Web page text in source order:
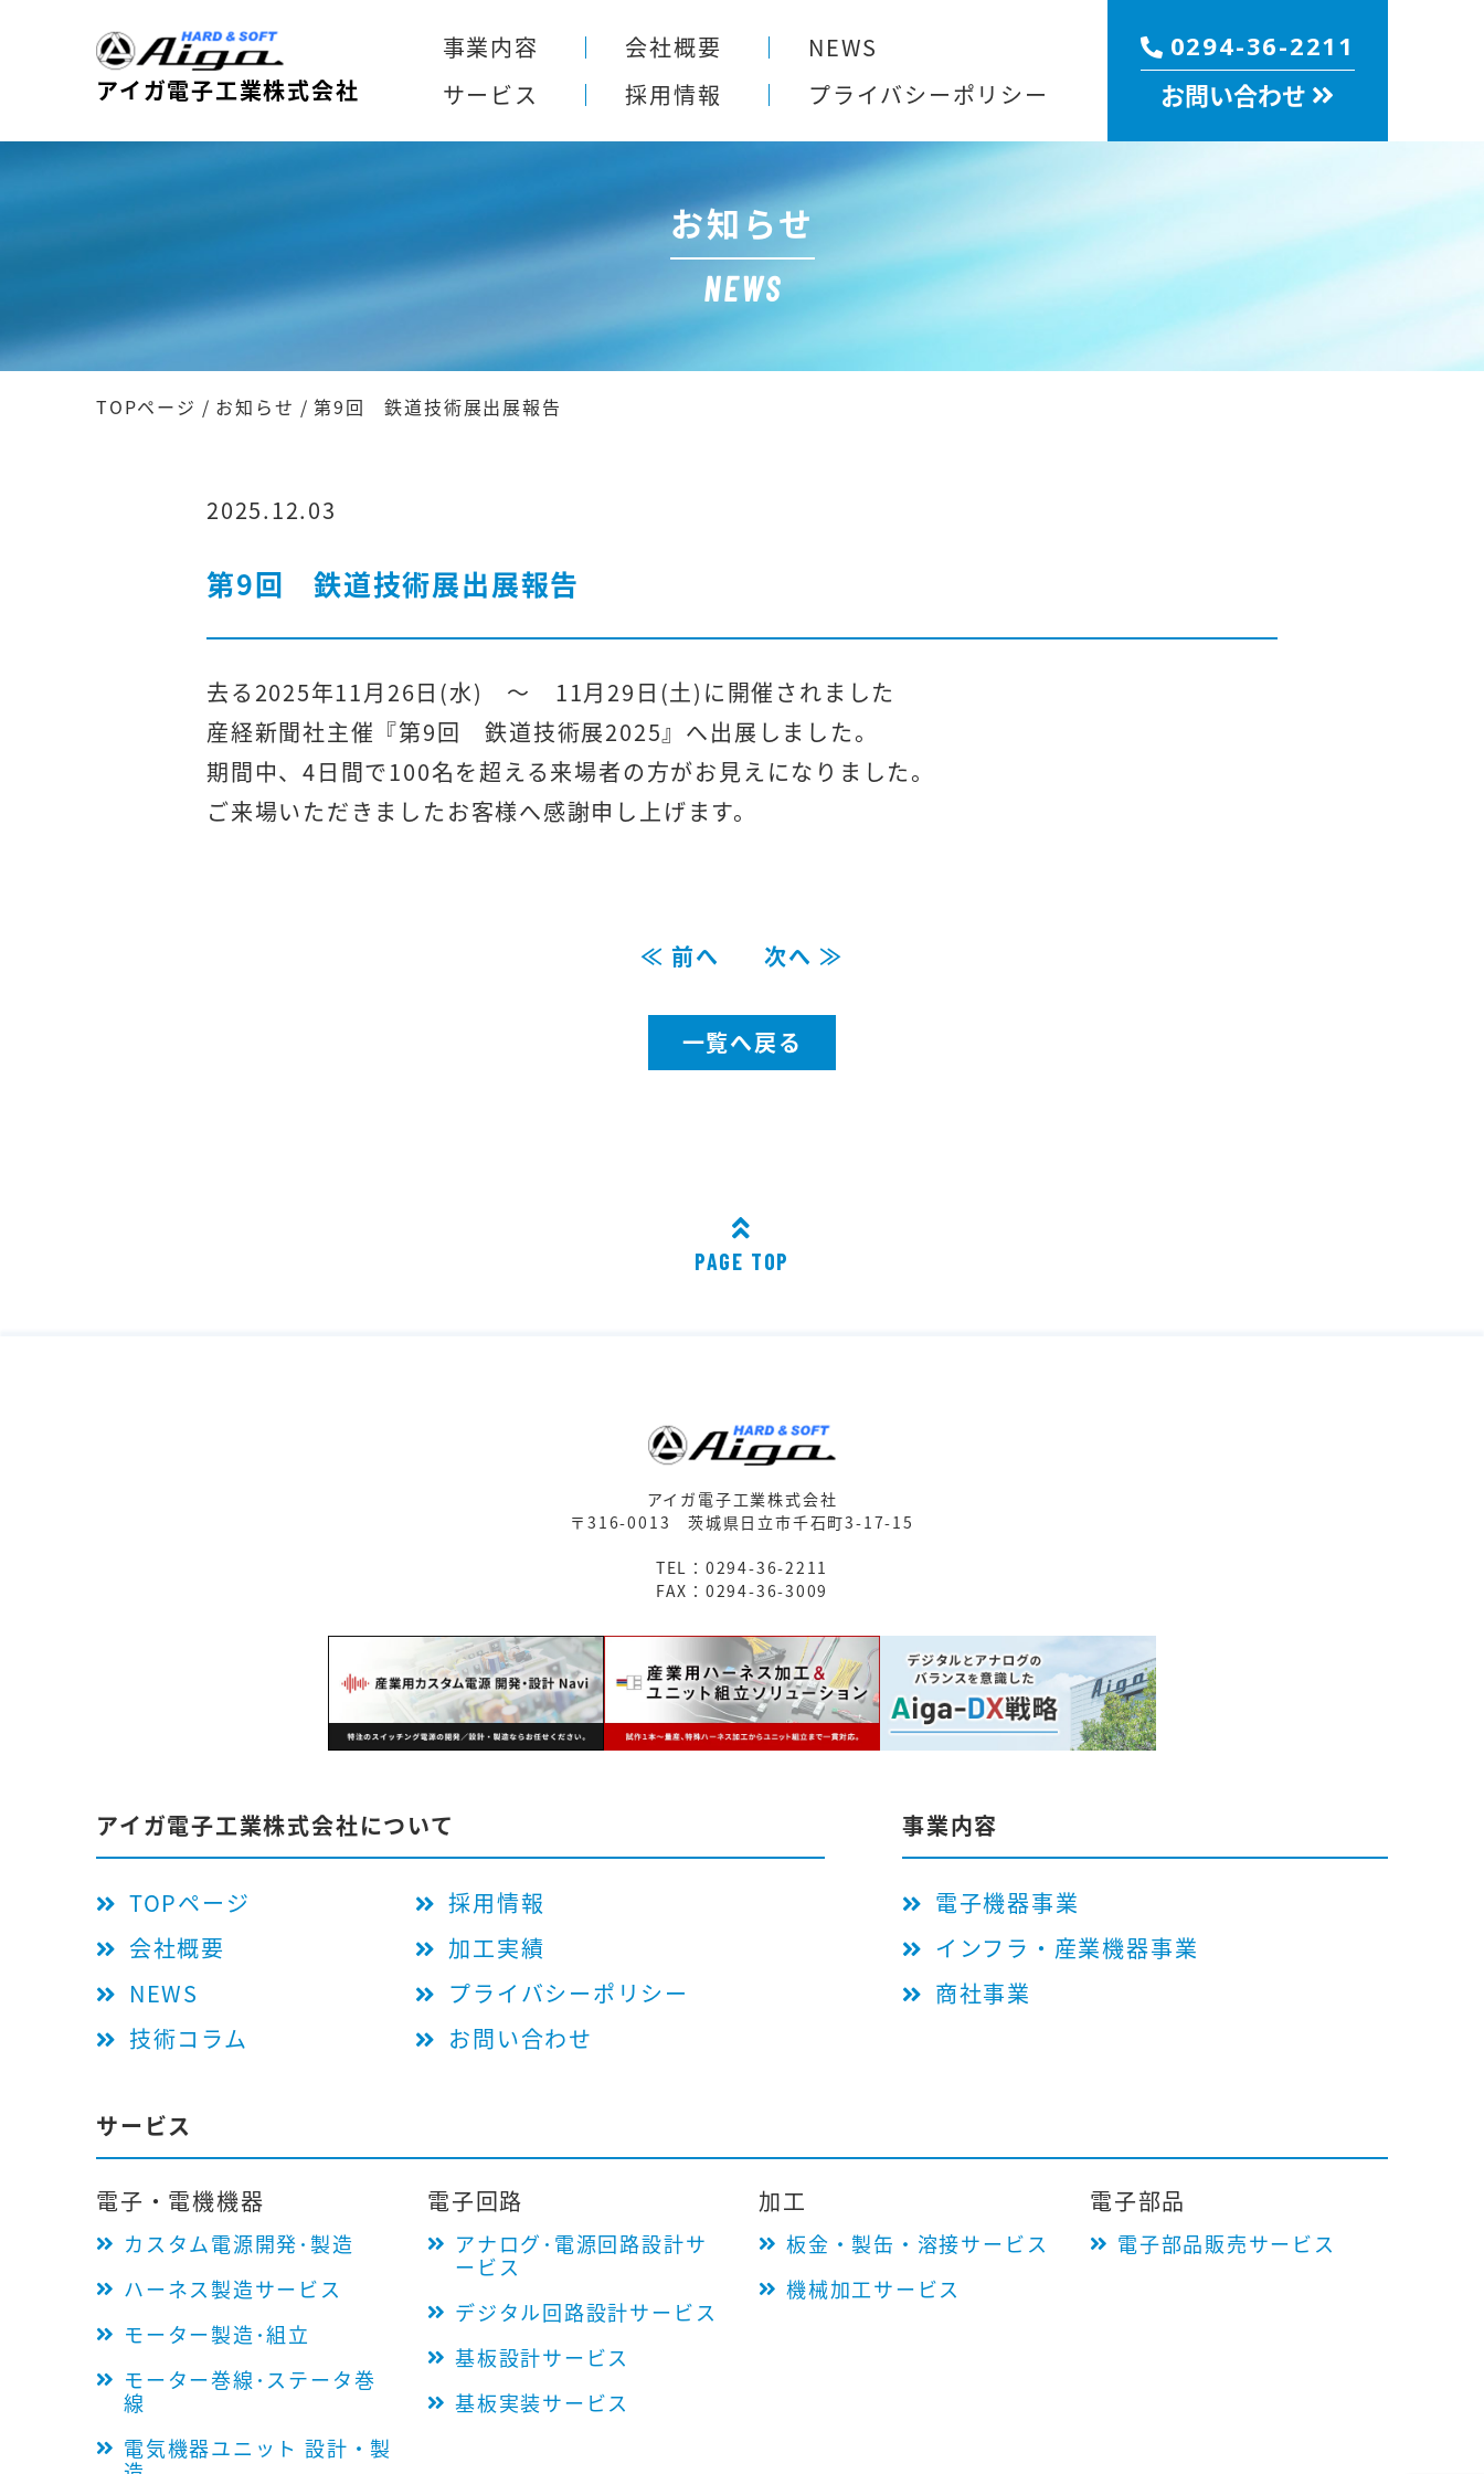
アイガ電子工業株式会社
事業内容 会社概要
NEWS
サービス
採用情報 プライバシーポリシー
0294-36-2211
お問い合わせ
お知らせ
NEWS
TOPページ / お知らせ / 第9回 鉄道技術展出展報告
2025.12.03
第9回 鉄道技術展出展報告
去る2025年11月26日(水) ～ 11月29日(土)に開催されました
産経新聞社主催『第9回 鉄道技術展2025』へ出展しました。
期間中、4日間で100名を超える来場者の方がお見えになりました。
ご来場いただきましたお客様へ感謝申し上げます。
≪ 前へ 次へ ≫
一覧へ戻る
PAGE TOP
アイガ電子工業株式会社
〒316-0013茨城県日立市千石町3-17-15
TEL：0294-36-2211
FAX：0294-36-3009
アイガ電子工業株式会社について
TOPページ
会社概要
NEWS
技術コラム
採用情報
加工実績
プライバシーポリシー
お問い合わせ
事業内容
電子機器事業
インフラ・産業機器事業
商社事業
サービス
電子・電機機器
カスタム電源開発･製造
ハーネス製造サービス
モーター製造･組立
モーター巻線･ステータ巻
線
電気機器ユニット 設計・製
電子回路
アナログ･電源回路設計サ
ービス
デジタル回路設計サービス
基板設計サービス
基板実装サービス
加工
板金・製缶・溶接サービス
機械加工サービス
電子部品
電子部品販売サービス